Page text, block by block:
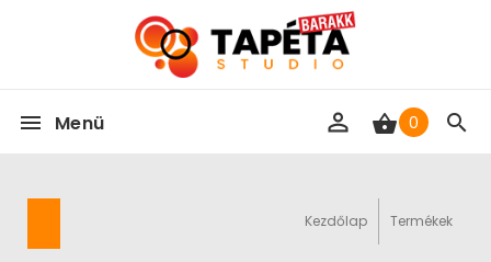
Menü 0
Kezdőlap Termékek